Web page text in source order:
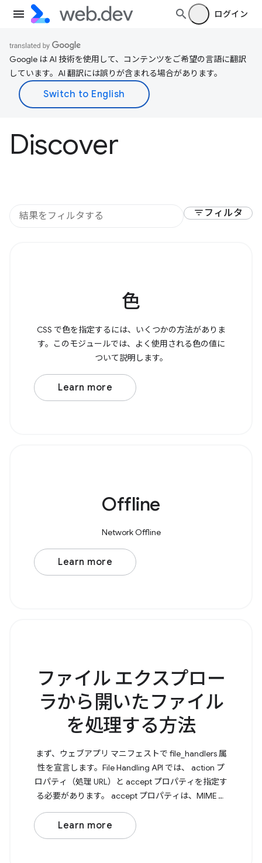
ログイン
Google は AI 技術を使用して、コンテンツをご希望の言語に翻訳
しています。AI 翻訳には誤りが含まれる場合があります。
Discover
filter_list フィルタ
色
CSS で色を指定するには、いくつかの方法がありま
す。このモジュールでは、よく使用される色の値に
ついて説明します。
Learn more
Offline
Network Offline
Learn more
ファイル エクスプロー
ラから開いたファイル
を処理する方法
まず、ウェブアプリ マニフェストで file_handlers 属
性を宣言します。File Handling API では、 action プ
ロパティ（処理 URL）と accept プロパティを指定す
る必要があります。 accept プロパティは、MIME タ
イプをキーとし、特に対応するファイル拡張子の配
列を値とするオブジェクトです。 次に、File
Handling API を使用して、 launchQueue を介して開
Learn more